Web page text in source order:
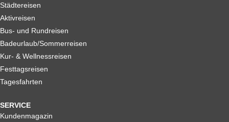
Städtereisen
Aktivreisen
Bus- und Rundreisen
Badeurlaub/Sommerreisen
Kur- & Wellnessreisen
Festtagsreisen
Tagesfahrten
SERVICE
Kundenmagazin